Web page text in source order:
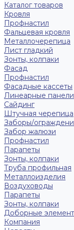
Каталог товаров
Кровля
Профнастил
Фальцевая кровля
Металлочерепица
Лист гладкий
Зонты, колпаки
Фасад
Профнастил
Фасадные кассеты
Линеарные панели
Сайдинг
Штучная черепица
Заборы/
Забор жалюзи
Профнастил
Парапеты
Зонты, колпаки
Труба профильная
Металлоизделия
Воздуховоды
Парапеты
Зонты, колпаки
Доборные
Компания